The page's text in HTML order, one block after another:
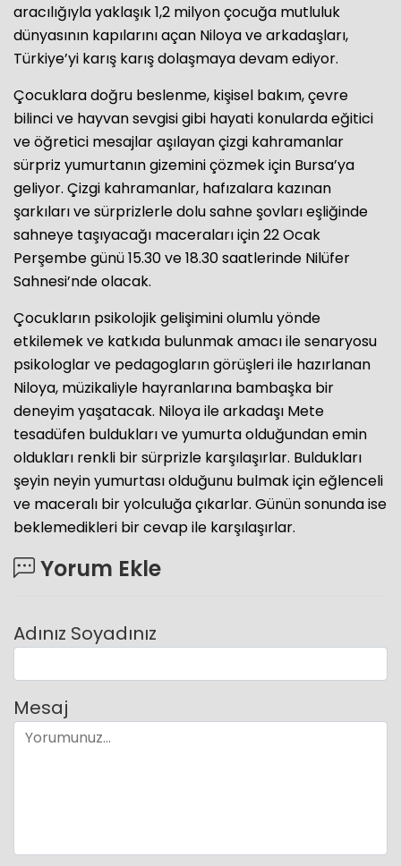
aracılığıyla yaklaşık 1,2 milyon çocuğa mutluluk
dünyasının kapılarını açan Niloya ve arkadaşları,
Türkiye’yi karış karış dolaşmaya devam ediyor.
Çocuklara doğru beslenme, kişisel bakım, çevre
bilinci ve hayvan sevgisi gibi hayati konularda eğitici
ve öğretici mesajlar aşılayan çizgi kahramanlar
sürpriz yumurtanın gizemini çözmek için Bursa’ya
geliyor. Çizgi kahramanlar, hafızalara kazınan
şarkıları ve sürprizlerle dolu sahne şovları eşliğinde
sahneye taşıyacağı maceraları için 22 Ocak
Perşembe günü 15.30 ve 18.30 saatlerinde Nilüfer
Sahnesi’nde olacak.
Çocukların psikolojik gelişimini olumlu yönde
etkilemek ve katkıda bulunmak amacı ile senaryosu
psikologlar ve pedagogların görüşleri ile hazırlanan
Niloya, müzikaliyle hayranlarına bambaşka bir
deneyim yaşatacak. Niloya ile arkadaşı Mete
tesadüfen buldukları ve yumurta olduğundan emin
oldukları renkli bir sürprizle karşılaşırlar. Buldukları
şeyin neyin yumurtası olduğunu bulmak için eğlenceli
ve maceralı bir yolculuğa çıkarlar. Günün sonunda ise
beklemedikleri bir cevap ile karşılaşırlar.
Yorum Ekle
Adınız Soyadınız
Mesaj